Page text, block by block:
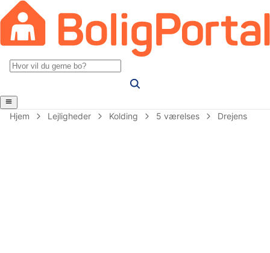
Hjem Lejligheder Kolding 5 værelses Drejens